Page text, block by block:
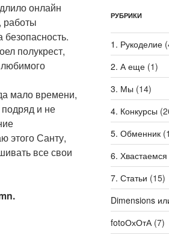
онлайн
работы
полукрест,
любимого
мало времени,
и не
этого Санту,
все свои
РУБРИКИ
1. Рукоделие
2. А еще(1)
3. Мы (14)
4. Конкурсы
5. Обменник
6. Хвастаемся
7. Статьи (15)
Dimensions
fotoОхОтА(7)